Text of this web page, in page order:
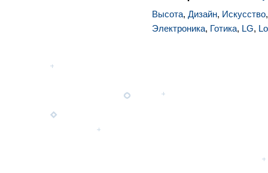
Высота, Дизайн, Искусство
Электроника, Готика, LG,